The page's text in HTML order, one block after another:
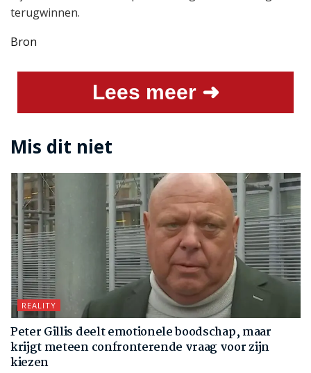
terugwinnen.
Bron
Lees meer ➜
Mis dit niet
REALITY
Peter Gillis deelt emotionele boodschap, maar
krijgt meteen confronterende vraag voor zijn
kiezen